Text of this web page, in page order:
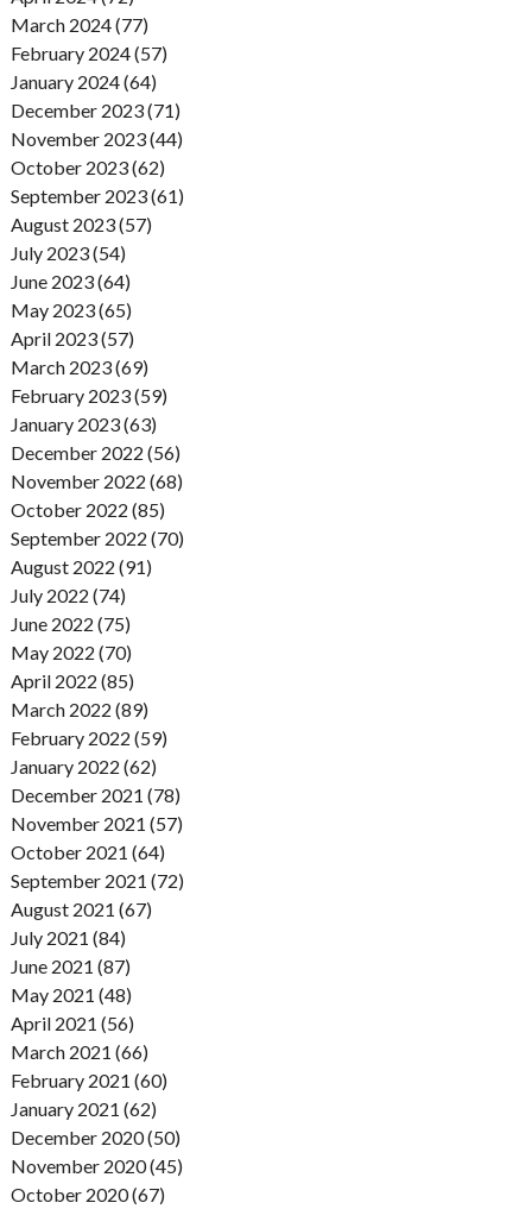
March 2024 (77)
February 2024 (57)
January 2024 (64)
December 2023 (71)
November 2023 (44)
October 2023 (62)
September 2023 (61)
August 2023 (57)
July 2023 (54)
June 2023 (64)
May 2023 (65)
April 2023 (57)
March 2023 (69)
February 2023 (59)
January 2023 (63)
December 2022 (56)
November 2022 (68)
October 2022 (85)
September 2022 (70)
August 2022 (91)
July 2022 (74)
June 2022 (75)
May 2022 (70)
April 2022 (85)
March 2022 (89)
February 2022 (59)
January 2022 (62)
December 2021 (78)
November 2021 (57)
October 2021 (64)
September 2021 (72)
August 2021 (67)
July 2021 (84)
June 2021 (87)
May 2021 (48)
April 2021 (56)
March 2021 (66)
February 2021 (60)
January 2021 (62)
December 2020 (50)
November 2020 (45)
October 2020 (67)